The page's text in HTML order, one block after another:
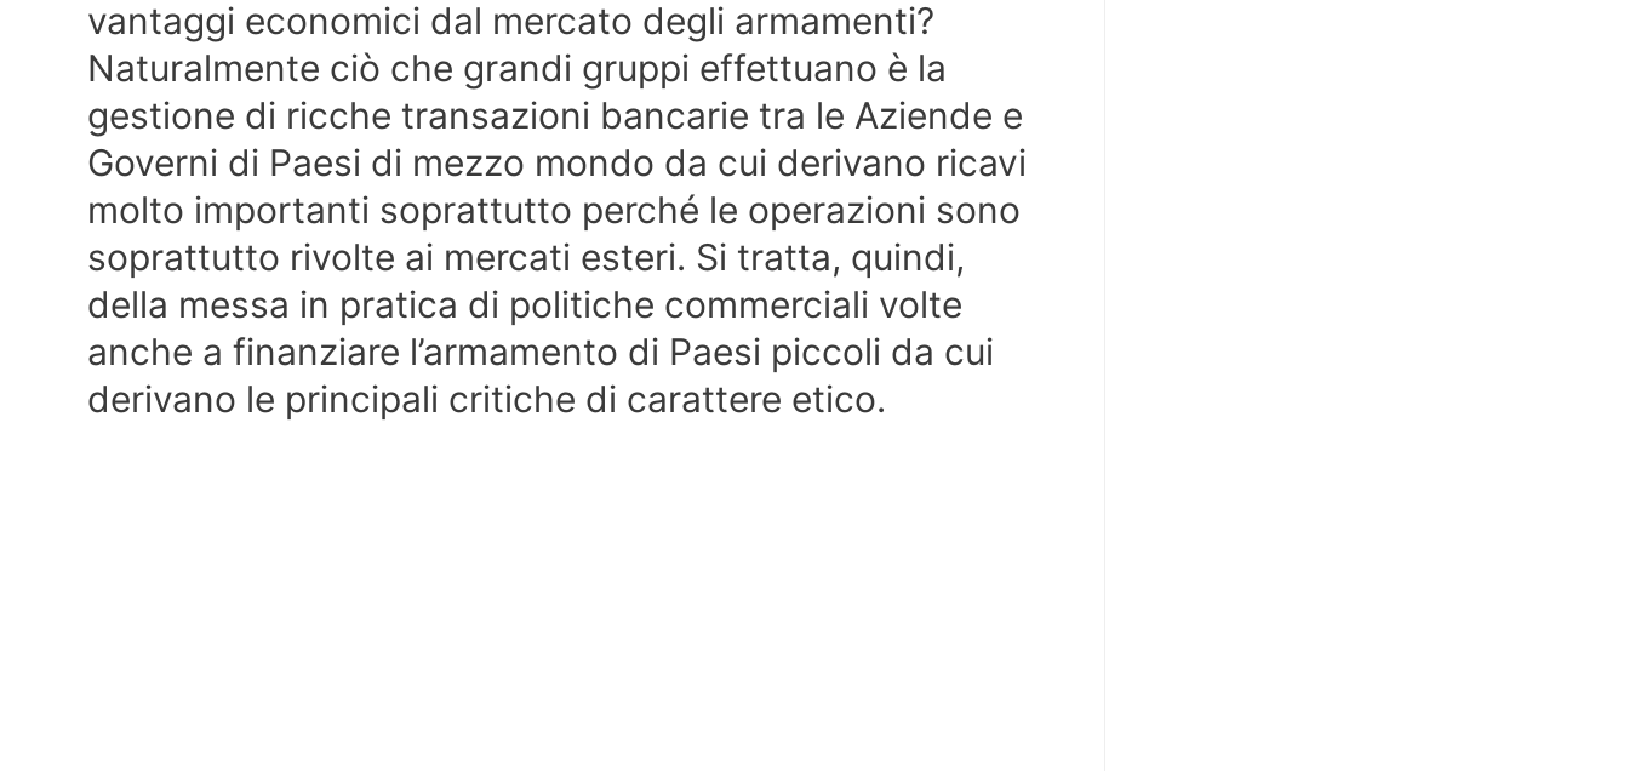
vantaggi economici dal mercato degli armamenti?
Naturalmente ciò che grandi gruppi effettuano è la
gestione di ricche transazioni bancarie tra le Aziende e
Governi di Paesi di mezzo mondo da cui derivano ricavi
molto importanti soprattutto perché le operazioni sono
soprattutto rivolte ai mercati esteri. Si tratta, quindi,
della messa in pratica di politiche commerciali volte
anche a finanziare l’armamento di Paesi piccoli da cui
derivano le principali critiche di carattere etico.